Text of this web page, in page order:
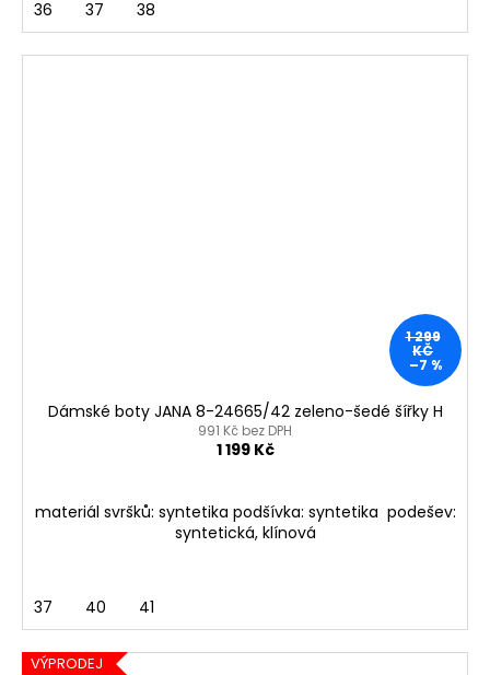
36 37 38
1 299
KČ
–7 %
Dámské boty JANA 8-24665/42 zeleno-šedé šířky H
991 Kč bez DPH
1 199 Kč
materiál svršků: syntetika podšívka: syntetika podešev:
syntetická, klínová
37 40 41
VÝPRODEJ